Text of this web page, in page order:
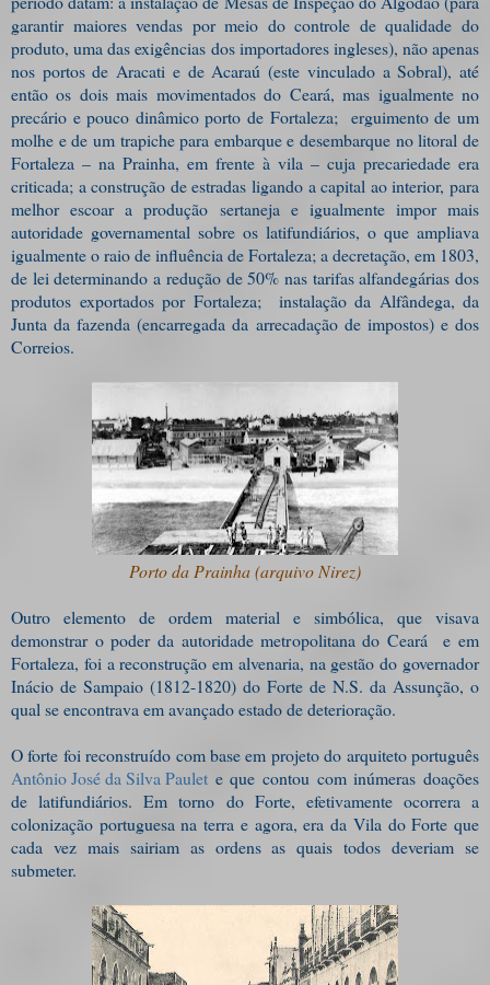
garantir maiores vendas por meio do controle de qualidade do
produto, uma das exigências dos importadores ingleses), não apenas
nos portos de Aracati e de Acaraú (este vinculado a Sobral), até
então os dois mais movimentados do Ceará, mas igualmente no
precário e pouco dinâmico porto de Fortaleza; erguimento de um
molhe e de um trapiche para embarque e desembarque no litoral de
Fortaleza – na Prainha, em frente à vila – cuja precariedade era
criticada; a construção de estradas ligando a capital ao interior, para
melhor escoar a produção sertaneja e igualmente impor mais
autoridade governamental sobre os latifundiários, o que ampliava
igualmente o raio de influência de Fortaleza; a decretação, em 1803,
de lei determinando a redução de 50% nas tarifas alfandegárias dos
produtos exportados por Fortaleza; instalação da Alfândega, da
Junta da fazenda (encarregada da arrecadação de impostos) e dos
Correios.
Porto da Prainha (arquivo Nirez)
Outro elemento de ordem material e simbólica, que visava
demonstrar o poder da autoridade metropolitana do Ceará e em
Fortaleza, foi a reconstrução em alvenaria, na gestão do governador
Inácio de Sampaio (1812-1820) do Forte de N.S. da Assunção, o
qual se encontrava em avançado estado de deterioração.
O forte foi reconstruído com base em projeto do arquiteto português
Antônio José da Silva Paulet e que contou com inúmeras doações
de latifundiários. Em torno do Forte, efetivamente ocorrera a
colonização portuguesa na terra e agora, era da Vila do Forte que
cada vez mais sairiam as ordens as quais todos deveriam se
submeter.